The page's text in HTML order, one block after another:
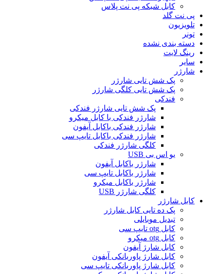
کابل شبکه پی نت پلاس
پی نت گلد
تلویزیون
تونر
دسته بندی نشده
رینگ لایت
سایر
شارژر
پک شش تایی شارژر
پک شش تایی کلگی شارژر
فندکی
پک شش تایی شارژر فندکی
شارژر فندکی با کابل میکرو
شارژر فندکی باکابل آیفون
شارژر فندکی باکابل تایپ سی
کلگی شارژر فندکی
یو اس بی USB
شارژر باکابل آیفون
شارژر باکابل تایپ سی
شارژر باکابل میکرو
کلگی شارژر USB
کابل شارژر
پک ده تایی کابل شارژر
تبدیل موبایلی
کابل otg تایپ سی
کابل otg میکرو
کابل شارژ آیفون
کابل شارژ پاوربانکی آیفون
کابل شارژ پاوربانکی تایپ سی